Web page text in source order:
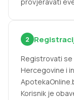
2
Registrovati se
Hercegovine i
Korisnik je